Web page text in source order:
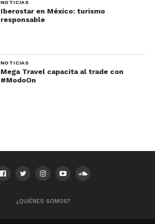
NOTICIAS
Iberostar en México: turismo
responsable
NOTICIAS
Mega Travel capacita al trade con
#ModoOn
¿QUIÉNES SOMOS?